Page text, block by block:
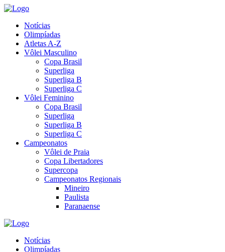
Notícias
Olimpíadas
Atletas A-Z
Vôlei Masculino
Copa Brasil
Superliga
Superliga B
Superliga C
Vôlei Feminino
Copa Brasil
Superliga
Superliga B
Superliga C
Campeonatos
Vôlei de Praia
Copa Libertadores
Supercopa
Campeonatos Regionais
Mineiro
Paulista
Paranaense
Notícias
Olimpíadas